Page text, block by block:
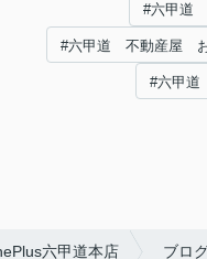
#六甲道
#六甲道 不動産屋
#六甲
六甲道本店 ブロ